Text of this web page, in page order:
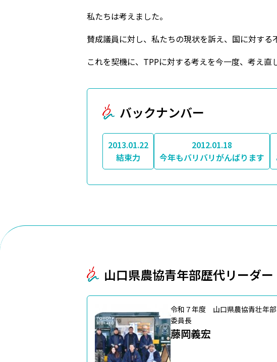
私たちは考えました。
賛成議員に対し、私たちの現状を訴え、国に対する
これを契機に、TPPに対する考えを今一度、考え直
バックナンバー
2013.01.22
結束力
2012.01.18
今年もバリバリがんばります
山口県農協青年部歴代リーダー
令和７年度 山口県農協青壮年部
委員長
藤岡義宏